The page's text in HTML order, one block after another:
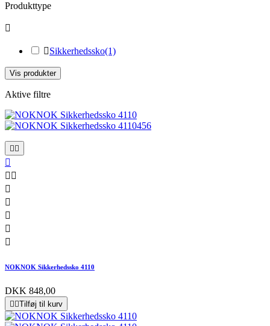
Produkttype

Sikkerhedssko(1)
Vis produkter
Aktive filtre
 

 





NOKNOK Sikkerhedssko 4110
DKK 848,00
 Tilføj til kurv